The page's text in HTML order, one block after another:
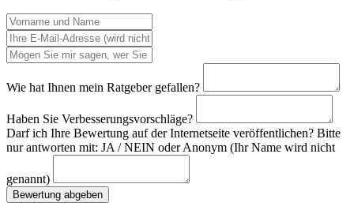
Wie hat Ihnen mein Ratgeber gefallen?
Haben Sie Verbesserungsvorschläge?
Darf ich Ihre Bewertung auf der Internetseite veröffentlichen? Bitte
nur antworten mit: JA / NEIN oder Anonym (Ihr Name wird nicht
genannt)
Bewertung abgeben